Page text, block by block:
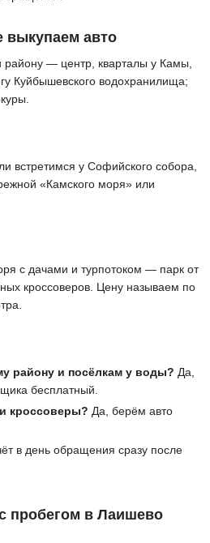
выкупаем авто
— центр, кварталы у Камы,
Куйбышевского водохранилища;
встретимся у Софийского собора,
«Камского моря» или
с дачами и турпотоком — парк от
кроссоверов. Цену называем по
району и посёлкам у воды? Да,
бесплатный.
кроссоверы? Да, берём авто
в день обращения сразу после
пробегом в Лаишево